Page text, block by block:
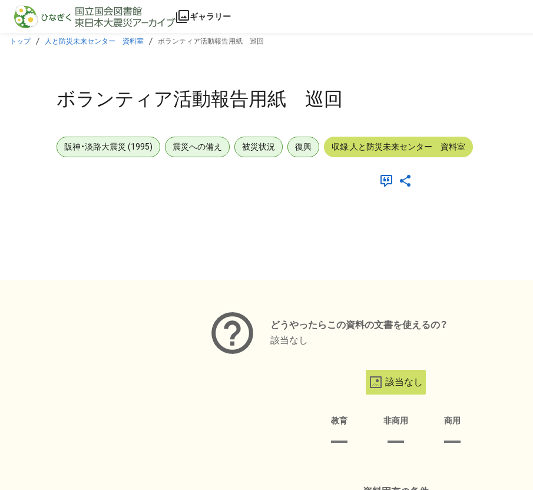
本文に飛ぶ
ギャラリー
トップ 人と防災未来センター 資料室 ボランティア活動報告用紙 巡回
ボランティア活動報告用紙 巡回
阪神・淡路大震災 (1995) 震災への備え 被災状況 復興 収録:人と防災未来センター 資料室
どうやったらこの資料の文書を使えるの？
該当なし
該当なし
教育 非商用 商用